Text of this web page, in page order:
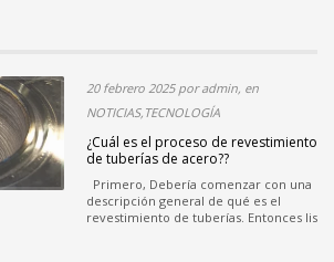
20 febrero 2025 por admin, en
NOTICIAS,TECNOLOGÍA
¿Cuál es el proceso de revestimiento
de tuberías de acero??
Primero, Debería comenzar con una
descripción general de qué es el
revestimiento de tuberías. Entonces lis